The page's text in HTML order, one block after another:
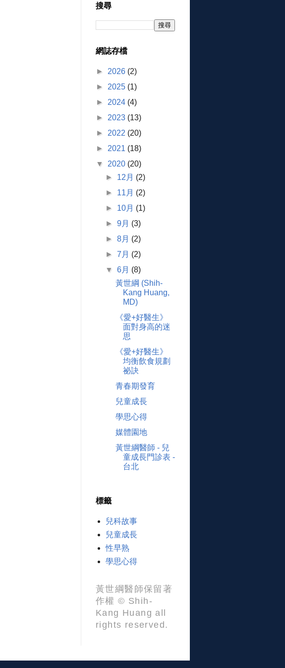
搜尋
網誌存檔
► 2026 (2)
► 2025 (1)
► 2024 (4)
► 2023 (13)
► 2022 (20)
► 2021 (18)
▼ 2020 (20)
► 12月 (2)
► 11月 (2)
► 10月 (1)
►9月 (3)
►8月 (2)
►7月 (2)
▼6月 (8)
黃世綱 (Shih-
Kang Huang,
MD)
《愛+好醫生》
面對身高的迷
思
《愛+好醫生》
均衡飲食規劃
祕訣
青春期發育
兒童成長
學思心得
媒體園地
黃世綱醫師 - 兒
童成長門診表 -
台北
標籤
兒科故事
兒童成長
性早熟
學思心得
黃世綱醫師保留著
作權 © Shih-
Kang Huang all
rights reserved.